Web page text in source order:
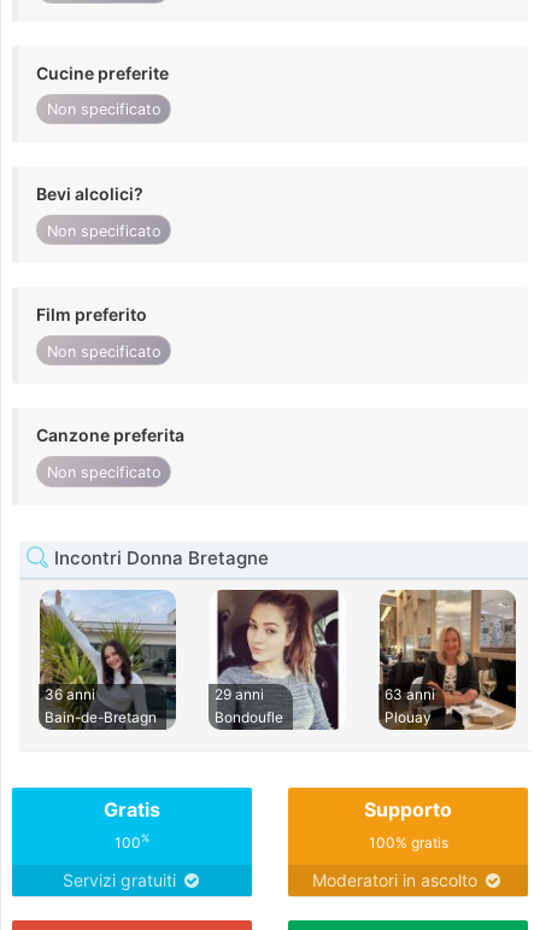
Cucine preferite
Non specificato
Bevi alcolici?
Non specificato
Film preferito
Non specificato
Canzone preferita
Non specificato
Incontri Donna Bretagne
36 anni
Bain-de-Bretagn
29 anni
Bondoufle
63 anni
Plouay
Gratis
100%
Servizi gratuiti
Supporto
100% gratis
Moderatori in ascolto